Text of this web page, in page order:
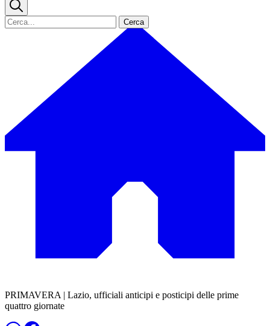
Cerca
PRIMAVERA | Lazio, ufficiali anticipi e posticipi delle prime
quattro giornate